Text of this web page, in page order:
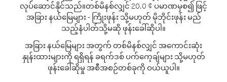
လုပ်ဆောင်နိုင်သည်။တစ်မိနစ်လျှင် 20.0 ¢ ပမာဏမှစ၍ ဖြင့်
အခြား နယ်မြေများ - ကြိုးဖုန်း သို့မဟုတ် မိုဘိုင်းဖုန်း မည်
သည့်နံပါတ်သို့မဆို ဖုန်းခေါ်ဆိုပါ။
အခြား နယ်မြေများ အတွက် တစ်မိနစ်လျှင် အကောင်းဆုံး
နှုန်းထားများကို ရရှိရန် ခရက်ဒစ် ပက်ကေ့ချ်များ သို့မဟုတ်
ဖုန်းခေါ်ဆိုမှု အစီအစဉ်တစ်ခုကို ဝယ်ယူပါ။